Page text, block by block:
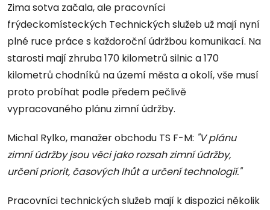
Zima sotva začala, ale pracovníci
frýdeckomísteckých Technických služeb už mají nyní
plné ruce práce s každoroční údržbou komunikací. Na
starosti mají zhruba 170 kilometrů silnic a 170
kilometrů chodníků na území města a okolí, vše musí
proto probíhat podle předem pečlivě
vypracovaného plánu zimní údržby.
Michal Rylko, manažer obchodu TS F-M: "V plánu
zimní údržby jsou věci jako rozsah zimní údržby,
určení priorit, časových lhůt a určení technologií."
Pracovníci technických služeb mají k dispozici několik